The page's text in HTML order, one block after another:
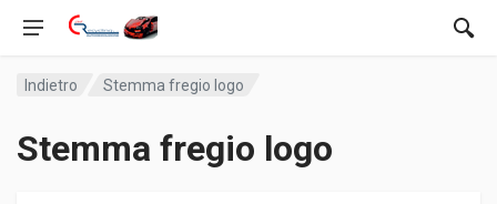
Indietro Stemma fregio logo
Stemma fregio logo